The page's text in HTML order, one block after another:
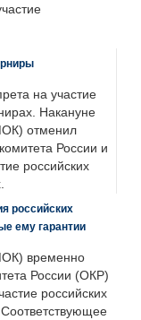
на участие
Накануне
отменил
России и
российских
российских
ему гарантии
временно
России (ОКР)
российских